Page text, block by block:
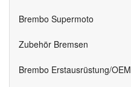
Brembo Supermoto
Zubehör Bremsen
Brembo Erstausrüstung/OEM